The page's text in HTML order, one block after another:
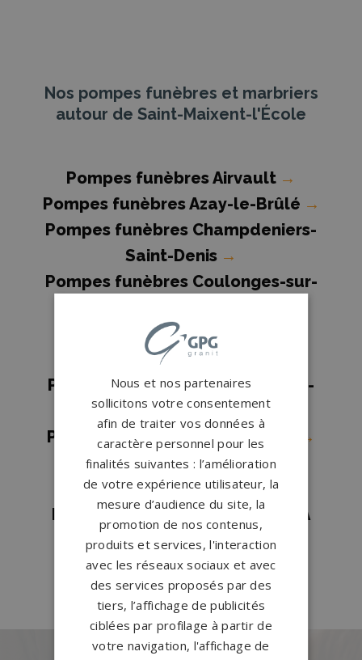
Nos pompes funèbres et marbriers
autour de Saint-Maixent-l'École
Pompes funèbres Airvault →
Pompes funèbres Azay-le-Brûlé →
Pompes funèbres Champdeniers-
Saint-Denis →
Pompes funèbres Coulonges-sur-
Pompes funèbres Niort
Pompes funèbres Parthenay
Pompes funèbres Saint-Maixent-
l'École →
Pompes funèbres Saint-Varent
→
Pompes funèbres Sainte-
Radegonde →
Pompes funèbres ST HILAIRE LA
PALUD→
Pompes funèbres Thénezay
Nous et nos partenaires
sollicitons votre consentement
afin de traiter vos données à
caractère personnel pour les
finalités suivantes : l’amélioration
de votre expérience utilisateur, la
mesure d’audience du site, la
promotion de nos contenus,
produits et services, l'interaction
avec les réseaux sociaux et avec
des services proposés par des
tiers, l’affichage de publicités
ciblées par profilage à partir de
votre navigation, l'affichage de